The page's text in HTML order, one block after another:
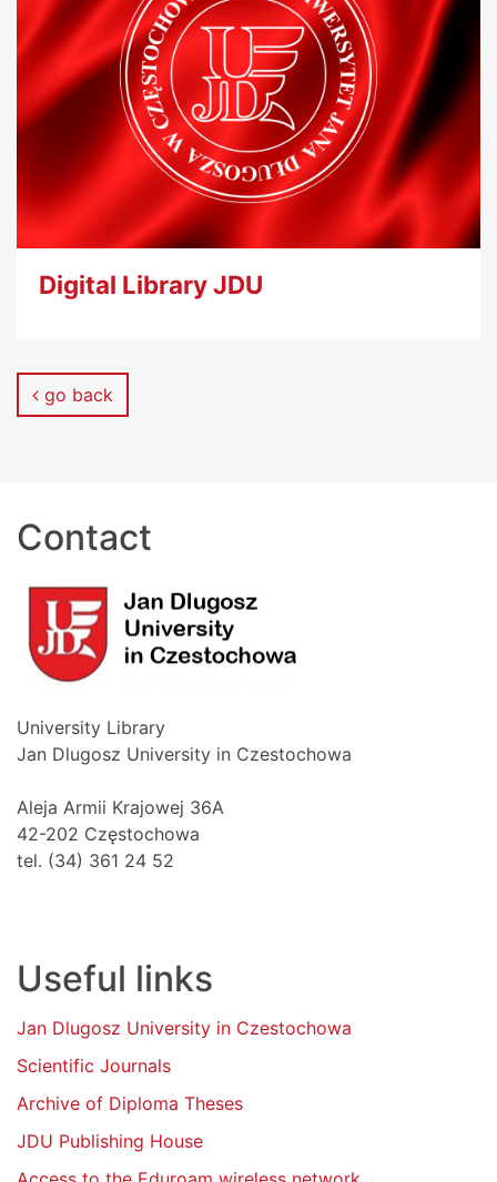
Digital Library JDU
go back
Contact
University Library
Jan Dlugosz University in Czestochowa
Aleja Armii Krajowej 36A
42-202 Częstochowa
tel. (34) 361 24 52
Useful links
Jan Dlugosz University in Czestochowa
Scientific Journals
Archive of Diploma Theses
JDU Publishing House